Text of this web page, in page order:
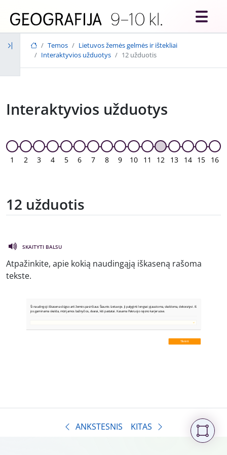
Temos
Lietuvos žemės gelmės ir ištekliai
Interaktyvios užduotys
12 užduotis
Interaktyvios užduotys
1 2 3 4 5 6 7 8 9 10 11 12 13 14 15 16
12 užduotis
SKAITYTI BALSU
Atpažinkite, apie kokią naudingąją iškaseną rašoma
tekste.
ANKSTESNIS KITAS